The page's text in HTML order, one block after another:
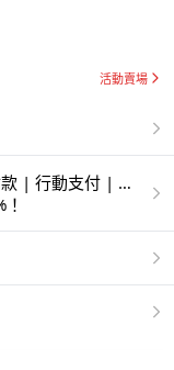
活動賣場
| 行動支付 | 超